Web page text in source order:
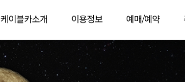
케이블카소개 이용정보 예매/예약